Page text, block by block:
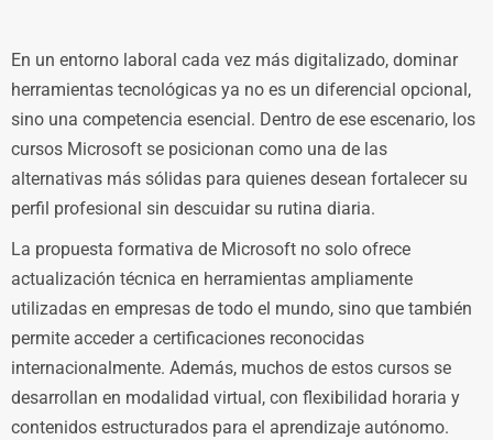
En un entorno laboral cada vez más digitalizado, dominar
herramientas tecnológicas ya no es un diferencial opcional,
sino una competencia esencial. Dentro de ese escenario, los
cursos Microsoft se posicionan como una de las
alternativas más sólidas para quienes desean fortalecer su
perfil profesional sin descuidar su rutina diaria.
La propuesta formativa de Microsoft no solo ofrece
actualización técnica en herramientas ampliamente
utilizadas en empresas de todo el mundo, sino que también
permite acceder a certificaciones reconocidas
internacionalmente. Además, muchos de estos cursos se
desarrollan en modalidad virtual, con flexibilidad horaria y
contenidos estructurados para el aprendizaje autónomo.